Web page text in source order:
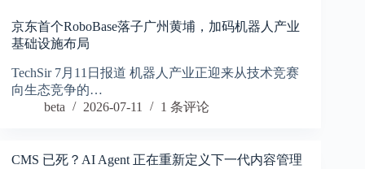
京东首个RoboBase落子广州黄埔，加码机器人产业
基础设施布局
TechSir 7月11日报道 机器人产业正迎来从技术竞赛
向生态竞争的…
beta
2026-07-11 1 条评论
CMS 已死？AI Agent 正在重新定义下一代内容管理